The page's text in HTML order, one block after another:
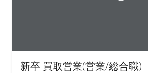
新卒 買取営業(営業/総合職)